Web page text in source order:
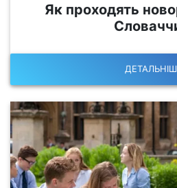
Як проходять